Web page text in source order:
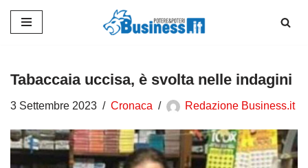
contenuto
Tabaccaia uccisa, è svolta nelle indagini
3 Settembre 2023 Cronaca Redazione Business.it